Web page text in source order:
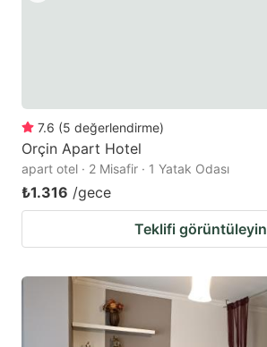
7.6 (5 değerlendirme)
Orçin Apart Hotel
apart otel · 2 Misafir · 1 Yatak Odası
₺1.316 /gece
Teklifi görüntüleyin